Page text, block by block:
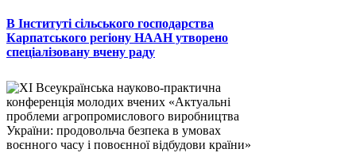
В Інституті сільського господарства
Карпатського регіону НААН утворено
спеціалізовану вчену раду